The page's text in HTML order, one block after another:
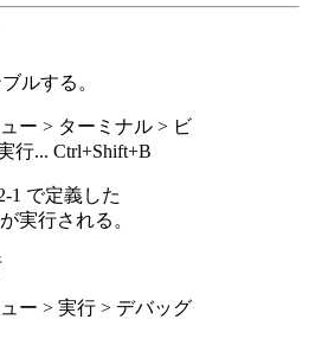
ルする。
ー > ターミナル > ビ
行... Ctrl+Shift+B
1 で定義した
実行される。
ー > 実行 > デバッグ